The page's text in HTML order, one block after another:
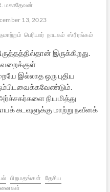
மகாதேவன்
13, 2023
பெரியார் நாடகம் ஸ்ரீ ரங்கம்
இருக்கிறது.
இல்லாத ஒரு புதிய
நியமித்து
கடவுளுக்கு மாற்று நவீனக்
பிறமதங்கள் தேசிய